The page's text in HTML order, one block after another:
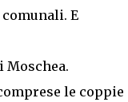
E
Moschea.
le coppie